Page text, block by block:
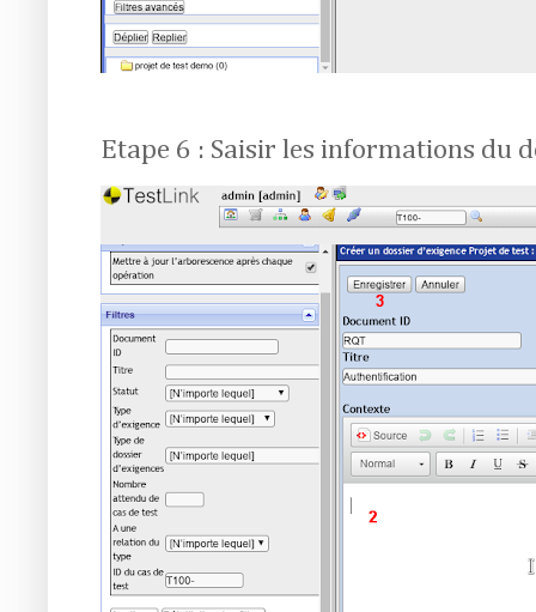
Etape 6 : Saisir les informations du